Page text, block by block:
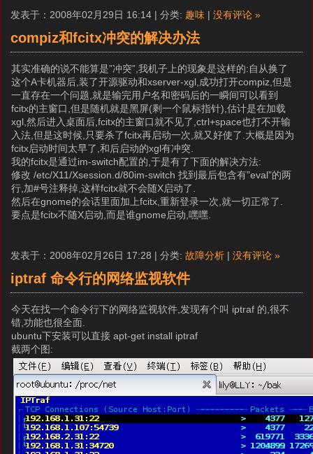
发表于：2008年02月29日 16:14 | 分类: 趣味 | 没有评论 »
compiz和fcitx冲突的解决办法
其实准确的说不能算是”冲突”,我机子上的现象是这样的:自从换了
这个A卡机器后,装了开源驱动和xserver-xgl,成功打开compiz,但是
一直存在一个问题,就是输完用户名和密码后的一瞬间可以看到
fcitx的主窗口,但是随机就是黑屏(剩一个鼠标指针),估计是在加载
xgl,然后进入桌面后,fcitx的主窗口就不见了,ctrl+space也打不开输
入法,但是这时候,只要杀了fcitx再启动一次,就又好使了.大概是因为
fcitx启动时间太早了,和后启动的xgl有冲突.
我的fcitx是通过im-switch配置的,于是有了下面的解决方法:
修改 /etc/X11/Xsession.d/80im-switch 找到最后包含有”eval”的两
行,加#号注释掉,这样fcitx就不会随X启动了.
然后在gnome的会话里面加上fcitx,重新登录一次,就一切正常了.
要点是fcitx不随X启动,而是谁gnome启动,嘿嘿.
发表于：2008年02月26日 17:28 | 分类: 故障分析 | 没有评论 »
iptraf 命令行的网络监视软件
今天在找一个命令行下的网络监视软件,发现有个叫 iptraf 的,很不
错,功能也很全面.
ubuntu下安装可以直接 apt-get install iptraf
截两个图: